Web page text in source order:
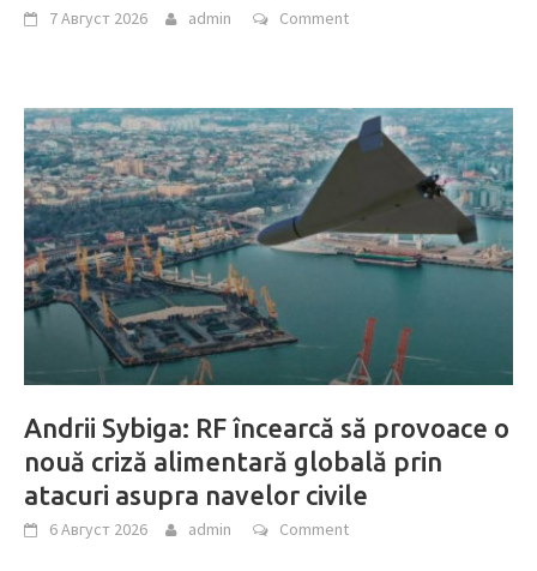
7 Август 2026 admin Comment
Andrii Sybiga: RF încearcă să provoace o
nouă criză alimentară globală prin
atacuri asupra navelor civile
6 Август 2026 admin Comment